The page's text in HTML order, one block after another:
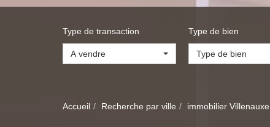
Type de transaction
A vendre
Type de bien
Type de bien
Accueil Recherche par ville immobilier